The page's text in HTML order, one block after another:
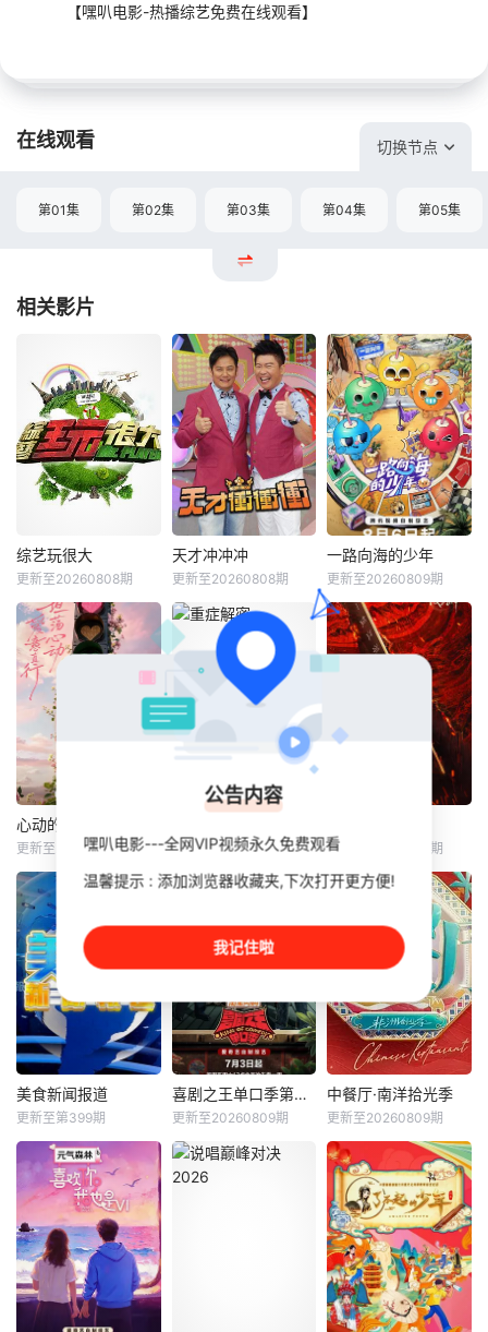
【嘿叭电影-热播综艺免费在线观看】
在线观看 切换节点
第01集 第02集 第03集 第04集 第05集
相关影片
综艺玩很大
《综艺玩很大》是
三立电视与台湾电
视公司联合监制及
首播的外景节目，
2014年7月19日起
于台视主频、台视
HD台首播，2014
年7月20日起于三
立都会台首播，主
持人为吴宗宪及Ki
d。主持人之一Kid
综艺玩很大
更新至20260808期
天才冲冲冲
曾国城
《天才GO GO
GO》是华视的大型
益智遊戲节目，20
播，主持人是吴宗
宪，2004年3月19
年3月26日《天才
为《天才向前
天才冲冲冲
更新至20260808期
一路向海的少年
张极
节目将5位少年空
投至离海最远的大
陆腹地，他们只有
一辆车和一车椰子
们，通过在途径补
给站完成挑战任
盒，一路向海，最
【嘿叭电影-热播电
这不仅是档公路远
一路向海的少年
更新至20260809期
心动的信号第九季
薛凯琪
节目以“坦荡心动，
爱意直行”为核心主
题，聚焦真诚直白
的新式恋爱，告别
无效拉扯，走进心
动小屋，见证单身
青年之间萌生的浪
漫情愫【嘿叭电影-
热播综艺免费在线
观看】
心动的信号第九季
更新至20260809期
重症解密
林秀怡
症，以深入淺出的
方式道出頑疾成
新治療方案和預防
方法【嘿叭电影-热
播电影免费在线观
看】譚俊彥、陳曉
華、林秀怡、梁凱
晴化身「重症調查
搜羅線索、證物、
證人，務求
更新至10期
郑永麒
新【嘿叭电影-热播
电影免费在线观
看】一季，新玩
法，厨艺展示全新
升级！厨神级的美
味将持续上演，每
一道都值得期待，
已经盼着开宴瞬间
的美味暴击了！
更新至20260809期
美食新闻报道
倪嘉雯
香港匯聚環球美
食，特色佳餚、貼
地料理受到識飲識
食之人的密切關
注！黃婉曼、蔡雪
瑩、倪嘉雯、黃嘉
雯、廖慧儀、伍倩
美食新闻报道
更新至第399期
喜剧之王单口季第三季
黄渤
节目将延续从小人
喜剧之王单口季第三季
更新至20260809期
中餐厅·南洋拾光季
昆凌
.【嘿叭电影-1080
P资源免费观看，
无广告，不卡顿】..
中餐厅·南洋拾光季
更新至20260809期
公告内容
嘿叭电影---全网VIP视频永久免费观看
温馨提示 : 添加浏览器收藏夹,下次打开更方便!
我记住啦